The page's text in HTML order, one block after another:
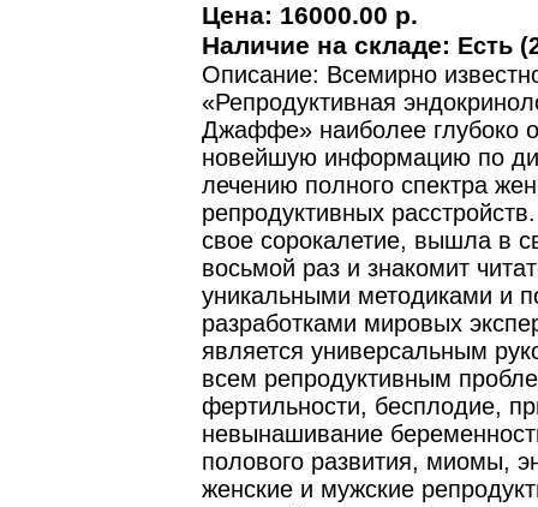
Цена: 16000.00 р.
Наличие на складе: Есть
Описание: Всемирно
«Репродуктивная
Джаффе» наиболее глубоко
новейшую информацию по
лечению полного спектра
репродуктивных
свое сорокалетие, вышла в
восьмой раз и знакомит
уникальными методиками и
разработками мировых
является универсальным
всем репродуктивным
фертильности, бесплодие,
невынашивание
полового развития, миомы,
женские и мужские